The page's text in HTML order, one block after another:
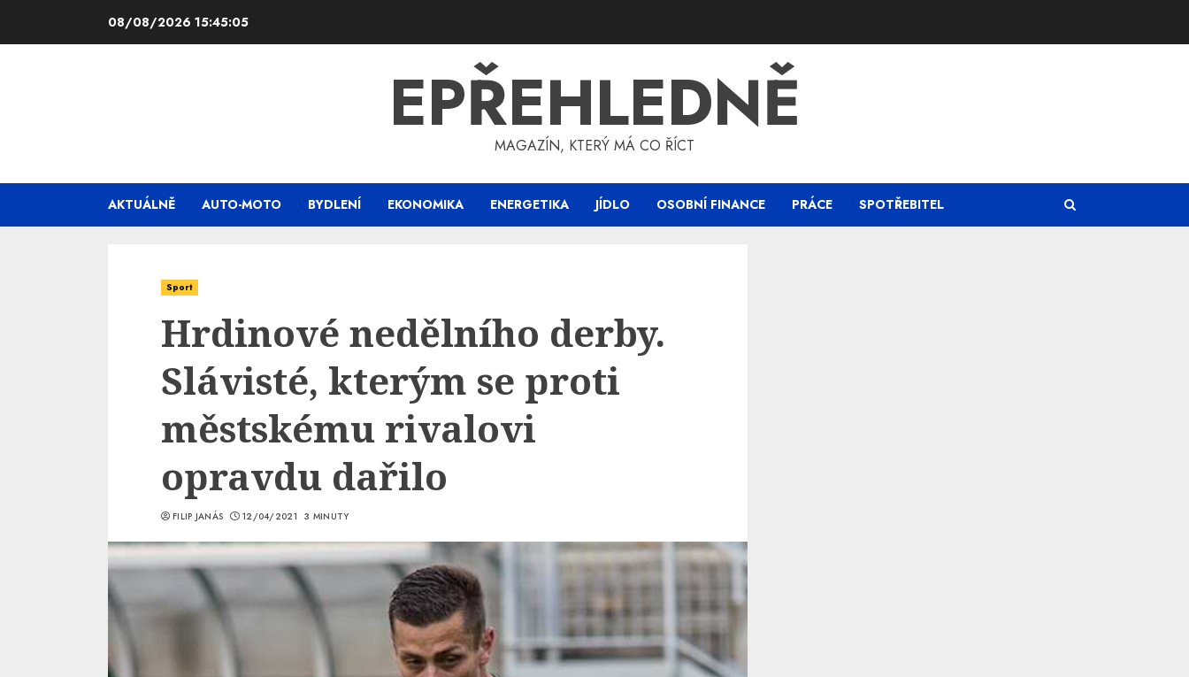
08/08/2026 15:45:06
EPŘEHLEDNĚ
MAGAZÍN, KTERÝ MÁ CO ŘÍCT
AKTUÁLNĚ AUTO-MOTO BYDLENÍ EKONOMIKA ENERGETIKA JÍDLO OSOBNÍ FINANCE PRÁCE SPOTŘEBITEL
Sport
Hrdinové nedělního derby.
Slávisté, kterým se proti
městskému rivalovi
opravdu dařilo
FILIP JANÁS 12/04/2021 3 MINUTY